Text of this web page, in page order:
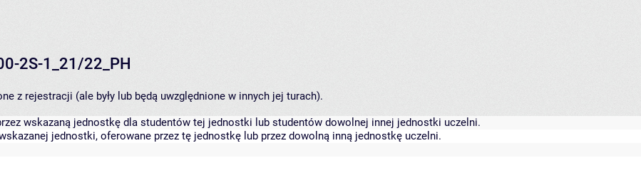
2S-1_21/22_PH
z rejestracji (ale były lub będą uwzględnione w innych jej turach).
wskazaną jednostkę dla studentów tej jednostki lub studentów dowolnej innej jednostki uczelni.
jednostki, oferowane przez tę jednostkę lub przez dowolną inną jednostkę uczelni.